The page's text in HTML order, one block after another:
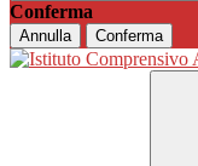
Conferma
Annulla Conferma